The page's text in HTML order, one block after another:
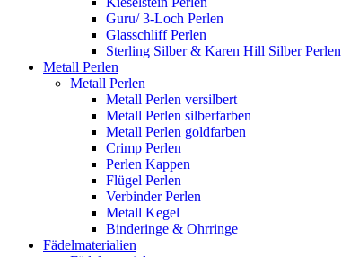
Guru/ 3-Loch Perlen
Glasschliff Perlen
Sterling Silber & Karen Hill Silber Perlen
Metall Perlen
Metall Perlen
Metall Perlen versilbert
Metall Perlen silberfarben
Metall Perlen goldfarben
Crimp Perlen
Perlen Kappen
Flügel Perlen
Verbinder Perlen
Metall Kegel
Binderinge & Ohrringe
Fädelmaterialien